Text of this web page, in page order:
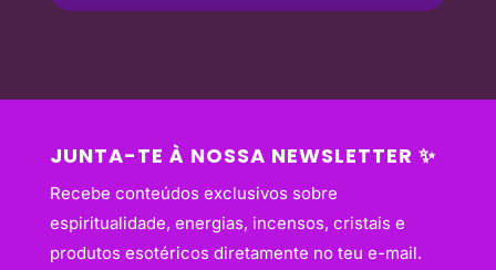
JUNTA-TE À NOSSA NEWSLETTER ✨
Recebe conteúdos exclusivos sobre
espiritualidade, energias, incensos, cristais e
produtos esotéricos diretamente no teu e-mail.